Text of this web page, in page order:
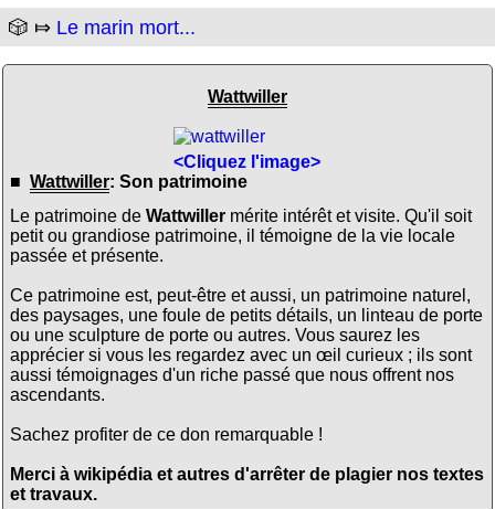
🎲 ⤇ Le marin mort...
Wattwiller
<Cliquez l'image>
■ Wattwiller: Son patrimoine
Le patrimoine de Wattwillermérite intérêt et visite. Qu'il soit
petit ou grandiose patrimoine, il témoigne de la vie locale
passée et présente.
Ce patrimoine est, peut-être et aussi, un patrimoine naturel,
des paysages, une foule de petits détails, un linteau de porte
ou une sculpture de porte ou autres. Vous saurez les
apprécier si vous les regardez avec un œil curieux ; ils sont
aussi témoignages d'un riche passé que nous offrent nos
ascendants.
Sachez profiter de ce don remarquable !
Merci à wikipédia et autres d'arrêter de plagier nos textes
et travaux.